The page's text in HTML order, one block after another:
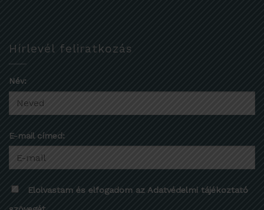
Hírlevél feliratkozás
Név:
E-mail címed:
Elolvastam és elfogadom az Adatvédelmi tájékoztató